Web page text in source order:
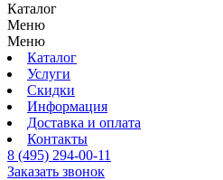
Каталог
Меню
Меню
Каталог
Услуги
Скидки
Информация
Доставка и оплата
Контакты
8 (495) 294-00-11
Заказать звонок